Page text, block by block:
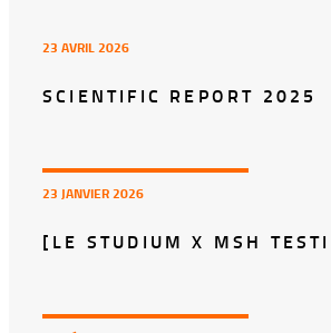
23 AVRIL 2026
SCIENTIFIC REPORT 2025
23 JANVIER 2026
[LE STUDIUM X MSH